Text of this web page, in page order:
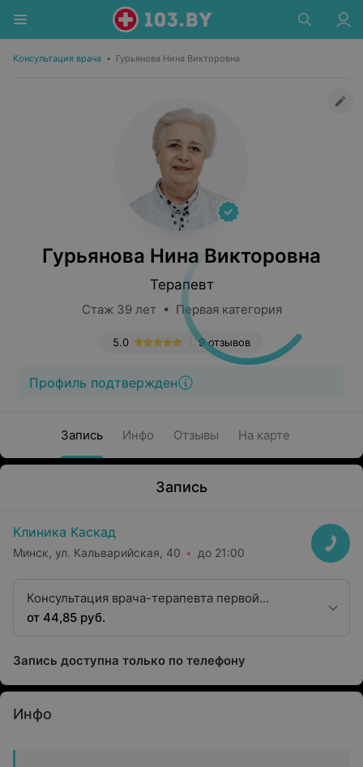
Консультация врача • Гурьянова Нина Викторовна
Гурьянова Нина Викторовна
Терапевт
Стаж 39 лет • Первая категория
9 отзывов
5.0
Профиль подтвержден
Запись Инфо Отзывы На карте
Запись
Клиника Каскад
Минск, ул. Кальварийская, 40 до 21:00
Консультация врача-терапевта первой
категории
от 44,85 руб.
Запись доступна только по телефону
Инфо